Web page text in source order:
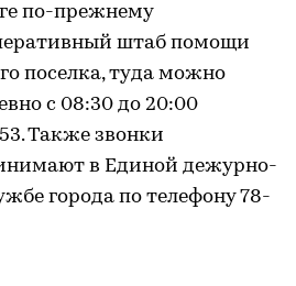
по-прежнему
штаб помощи
поселка, туда можно
с 08:30 до 20:00
Также звонки
в Единой дежурно-
города по телефону 78-